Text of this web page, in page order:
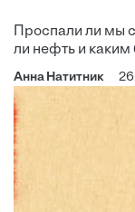
Проспали ли мы
ли нефть и каким
Анна Натитник